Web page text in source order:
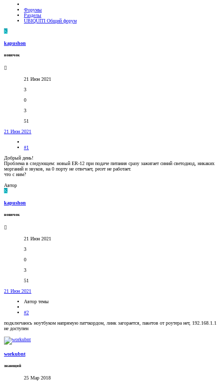
Форумы
Разделы
UBIQUITI Общий форум
K
kapushon
новичок
21 Июн 2021
3
0
3
51
21 Июн 2021
#1
Добрый день!
Проблема в следующем: новый ER-12 при подаче питания сразу зажигает синий светодиод, никаких
морганий и звуков, на 0 порту не отвечает, ресет не работает.
что с ним?
Автор
K
kapushon
новичок
21 Июн 2021
3
0
3
51
21 Июн 2021
Автор темы
#2
подключаюсь ноутбуком напрямую патчкордом, линк загорается, пакетов от роутера нет, 192.168.1.1
не доступен
workubnt
знающий
25 Мар 2018